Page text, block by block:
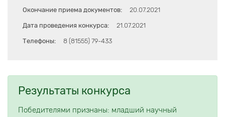
Окончание приема документов: 20.07.2021
Дата проведения конкурса: 21.07.2021
Телефоны: 8 (81555) 79-433
Результаты конкурса
Победителями признаны: младший научный